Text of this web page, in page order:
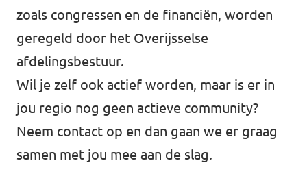
Zwolle
zoals congressen en de financiën, worden
geregeld door het Overijsselse
afdelingsbestuur.
Wil je zelf ook actief worden, maar is er in
jou regio nog geen actieve community?
Neem contact op en dan gaan we er graag
samen met jou mee aan de slag.